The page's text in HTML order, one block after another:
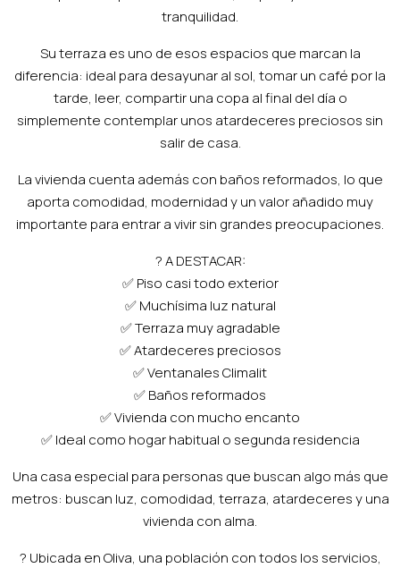
tranquilidad.
Su terraza es uno de esos espacios que marcan la
diferencia: ideal para desayunar al sol, tomar un café por la
tarde, leer, compartir una copa al final del día o
simplemente contemplar unos atardeceres preciosos sin
salir de casa.
La vivienda cuenta además con baños reformados, lo que
aporta comodidad, modernidad y un valor añadido muy
importante para entrar a vivir sin grandes preocupaciones.
? A DESTACAR:
✅ Piso casi todo exterior
✅ Muchísima luz natural
✅ Terraza muy agradable
✅ Atardeceres preciosos
✅ Ventanales Climalit
✅ Baños reformados
✅ Vivienda con mucho encanto
✅ Ideal como hogar habitual o segunda residencia
Una casa especial para personas que buscan algo más que
metros: buscan luz, comodidad, terraza, atardeceres y una
vivienda con alma.
? Ubicada en Oliva, una población con todos los servicios,